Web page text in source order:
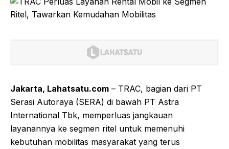
Jakarta, Lahatsatu.com – TRAC, bagian dari PT
Serasi Autoraya (SERA) di bawah PT Astra
International Tbk, memperluas jangkauan
layanannya ke segmen ritel untuk memenuhi
kebutuhan mobilitas masyarakat yang terus